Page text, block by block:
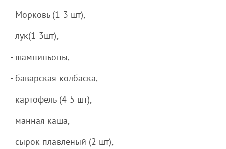
- Морковь (1-3 шт),
- лук(1-3шт),
- шампиньоны,
- баварская колбаска,
- картофель (4-5 шт),
- манная каша,
- сырок плавленый (2 шт),